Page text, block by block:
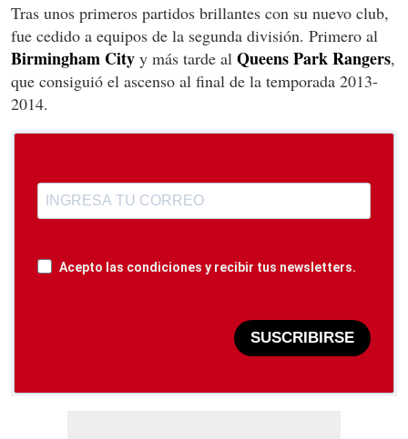
Tras unos primeros partidos brillantes con su nuevo club,
fue cedido a equipos de la segunda división. Primero al
Birmingham City y más tarde al Queens Park Rangers,
que consiguió el ascenso al final de la temporada 2013-
2014.
Acepto las condiciones y recibir tus newsletters.
SUSCRIBIRSE